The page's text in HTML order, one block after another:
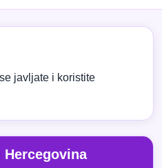
javljate i koristite
Hercegovina